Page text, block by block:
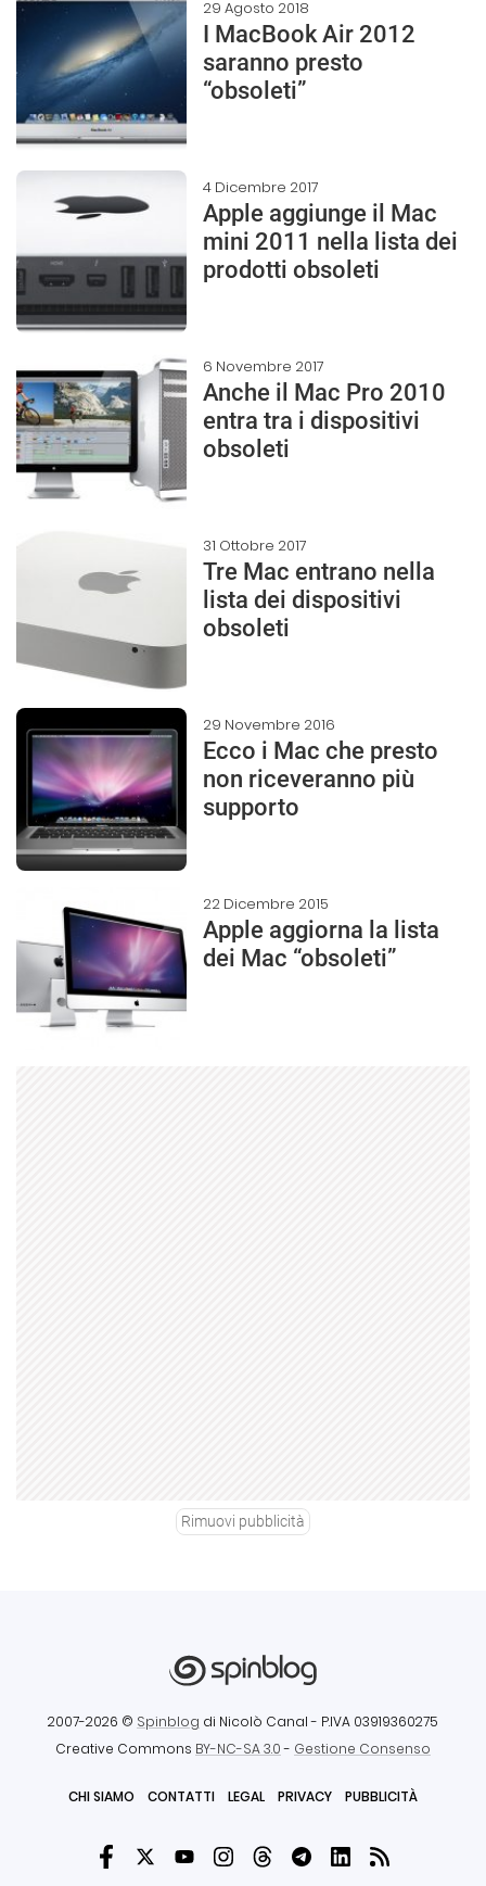
29 Agosto 2018
I MacBook Air 2012
saranno presto
“obsoleti”
4 Dicembre 2017
Apple aggiunge il Mac
mini 2011 nella lista dei
prodotti obsoleti
6 Novembre 2017
Anche il Mac Pro 2010
entra tra i dispositivi
obsoleti
31 Ottobre 2017
Tre Mac entrano nella
lista dei dispositivi
obsoleti
29 Novembre 2016
Ecco i Mac che presto
non riceveranno più
supporto
22 Dicembre 2015
Apple aggiorna la lista
dei Mac “obsoleti”
Rimuovi pubblicità
2007-2026 © Spinblog di Nicolò Canal - P.IVA 03919360275
Creative Commons BY-NC-SA 3.0- Gestione Consenso
CHI SIAMO CONTATTI LEGAL PRIVACY PUBBLICITÀ